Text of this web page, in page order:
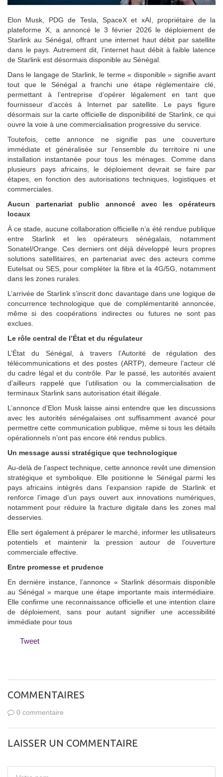
Elon Musk, PDG de Tesla, SpaceX et xAI, propriétaire de la
plateforme X, a annoncé le 3 février 2026 le déploiement de
Starlink au Sénégal, offrant une internet haut débit par satellite
dans le pays. Autrement dit, l’internet haut débit à faible latence
de Starlink est désormais disponible au Sénégal.
Dans le langage de Starlink, le terme « disponible » signifie avant
tout que le Sénégal a franchi une étape réglementaire clé,
permettant à l’entreprise d’opérer légalement en tant que
fournisseur d’accès à Internet par satellite. Le pays figure
désormais sur la carte officielle de disponibilité de Starlink, ce qui
ouvre la voie à une commercialisation progressive du service.
Toutefois, cette annonce ne signifie pas une couverture
immédiate et généralisée sur l’ensemble du territoire ni une
installation instantanée pour tous les ménages. Comme dans
plusieurs pays africains, le déploiement devrait se faire par
étapes, en fonction des autorisations techniques, logistiques et
commerciales.
Aucun partenariat public annoncé avec les opérateurs
locaux
À ce stade, aucune collaboration officielle n’a été rendue publique
entre Starlink et les opérateurs sénégalais, notamment
Sonatel/Orange. Ces derniers ont déjà développé leurs propres
solutions satellitaires, en partenariat avec des acteurs comme
Eutelsat ou SES, pour compléter la fibre et la 4G/5G, notamment
dans les zones rurales.
L’arrivée de Starlink s’inscrit donc davantage dans une logique de
concurrence technologique que de complémentarité annoncée,
même si des coopérations indirectes ou futures ne sont pas
exclues.
Le rôle central de l’État et du régulateur
L’État du Sénégal, à travers l’Autorité de régulation des
télécommunications et des postes (ARTP), demeure l’acteur clé
du cadre légal et du contrôle. Par le passé, les autorités avaient
d’ailleurs rappelé que l’utilisation ou la commercialisation de
terminaux Starlink sans autorisation était illégale.
L’annonce d’Elon Musk laisse ainsi entendre que les discussions
avec les autorités sénégalaises ont suffisamment avancé pour
permettre cette communication publique, même si tous les détails
opérationnels n’ont pas encore été rendus publics.
Un message aussi stratégique que technologique
Au-delà de l’aspect technique, cette annonce revêt une dimension
stratégique et symbolique. Elle positionne le Sénégal parmi les
pays africains intégrés dans l’expansion rapide de Starlink et
renforce l’image d’un pays ouvert aux innovations numériques,
notamment pour réduire la fracture digitale dans les zones mal
desservies.
Elle sert également à préparer le marché, informer les utilisateurs
potentiels et maintenir la pression autour de l’ouverture
commerciale effective.
Entre promesse et prudence
En dernière instance, l’annonce « Starlink désormais disponible
au Sénégal » marque une étape importante mais intermédiaire.
Elle confirme une reconnaissance officielle et une intention claire
de déploiement, sans pour autant signifier une accessibilité
immédiate pour tous
Tweet
COMMENTAIRES
0 commentaire
LAISSER UN COMMENTAIRE